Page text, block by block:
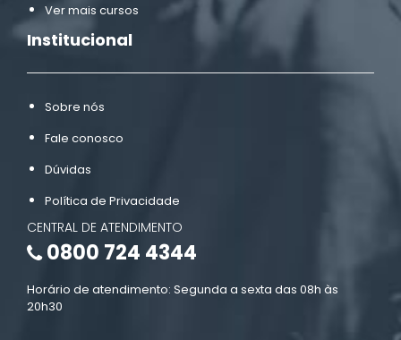
Ver mais cursos
Institucional
Sobre nós
Fale conosco
Dúvidas
Política de Privacidade
CENTRAL DE ATENDIMENTO
0800 724 4344
Horário de atendimento: Segunda a sexta das 08h às
20h30